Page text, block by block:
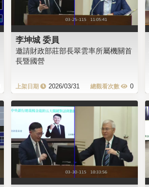
李坤城 委員
邀請財政部莊部長翠雲率所屬機關首
長暨國營
2026/03/31 0